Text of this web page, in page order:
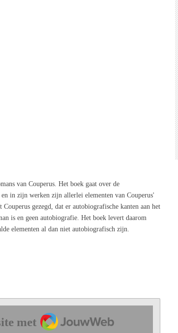
van Couperus. Het boek gaat over de
in zijn werken zijn allerlei elementen van Couperus'
gezegd, dat er autobiografische kanten aan het
is en geen autobiografie. Het boek levert daarom
elementen al dan niet autobiografisch zijn.
met JouwWeb